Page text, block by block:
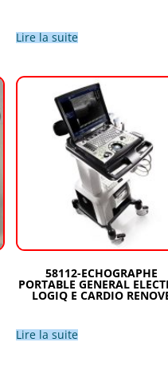
Lire la suite
58112-ECHOGRAPHE
PORTABLE GENERAL
LOGIQ E CARDIO
Lire la suite